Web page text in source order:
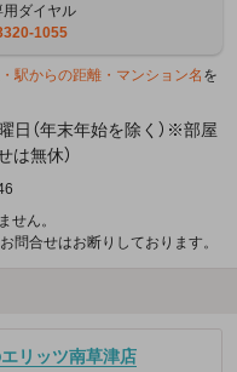
ダイヤル
1055
駅からの距離・マンション名 を
日（年末年始を除く）※部屋
は無休）
せん。
問合せはお断りしております。
リッツ南草津店